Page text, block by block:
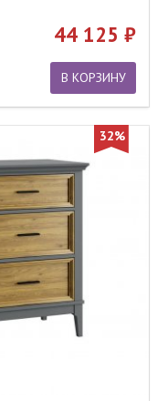
44 125
В КОРЗИНУ
32%